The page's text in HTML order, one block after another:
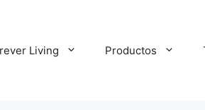
Living Productos